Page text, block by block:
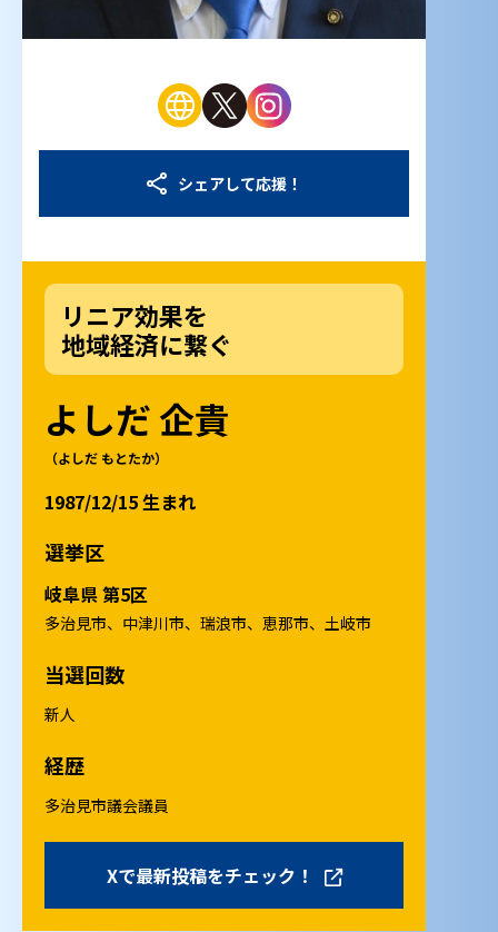
シェアして応援！
リニア効果を
地域経済に繋ぐ
よしだ 企貴
（よしだ もとたか）
1987/12/15 生まれ
選挙区
岐阜県 第5区
多治見市、中津川市、瑞浪市、恵那市、土岐市
当選回数
新人
経歴
多治見市議会議員
Xで最新投稿をチェック！